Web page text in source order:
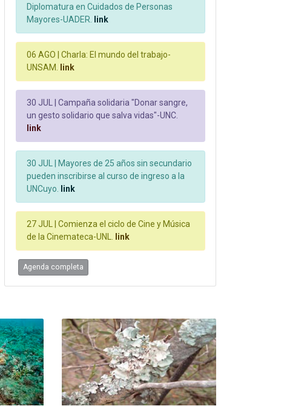
Diplomatura en Cuidados de Personas
Mayores-UADER.
link
06 AGO |
Charla: El mundo del trabajo-
UNSAM.
link
30 JUL |
Campaña solidaria "Donar sangre,
un gesto solidario que salva vidas"-UNC.
link
30 JUL |
Mayores de 25 años sin secundario
pueden inscribirse al curso de ingreso a la
UNCuyo.
link
27 JUL |
Comienza el ciclo de Cine y Música
de la Cinemateca-UNL.
link
Agenda completa